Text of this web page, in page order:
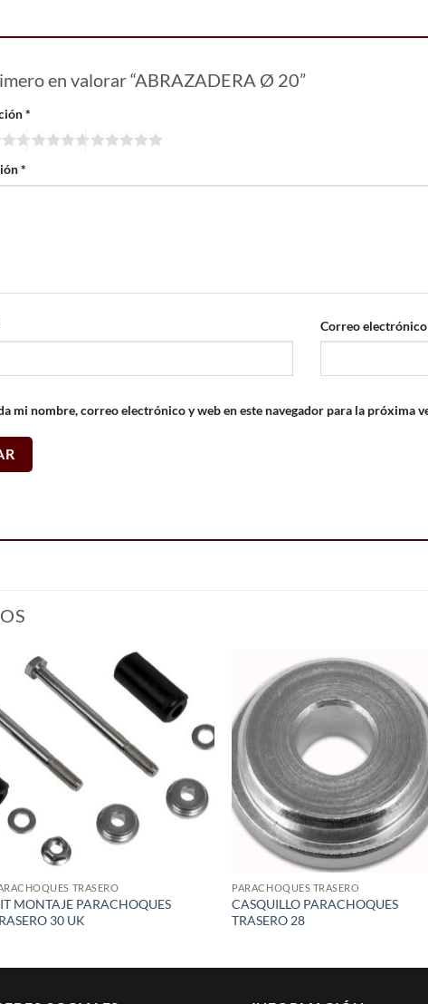
en valorar “ABRAZADERA Ø 20”
*
*
Correo
mi nombre, correo electrónico y web en este navegador para la próxima
Add to
wishlist
TRASERO
MONTAJE PARACHOQUES
30 UK
PARACHOQUES TRASERO
CASQUILLO PARACHOQUES
TRASERO 28